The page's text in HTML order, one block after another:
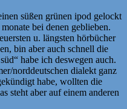
süßen grünen ipod gelockt
bei denen geblieben.
u. längsten hörbücher
bin aber auch schnell die
habe ich deswegen auch.
norddeutschen dialekt ganz
habe, wollten die
steht aber auf einem anderen